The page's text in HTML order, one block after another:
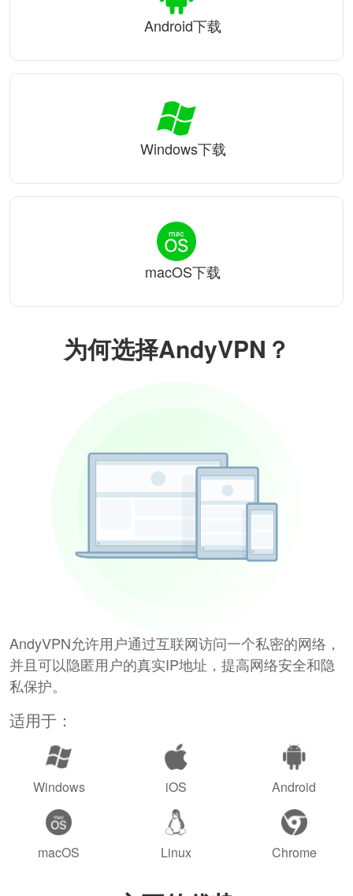
为何选择AndyVPN？
AndyVPN允许用户通过互联网访问一个私密的网络，
并且可以隐匿用户的真实IP地址，提高网络安全和隐
私保护。
适用于：
Windows iOS Android
macOS Linux Chrome
Android下载
Windows下载
macOS下载